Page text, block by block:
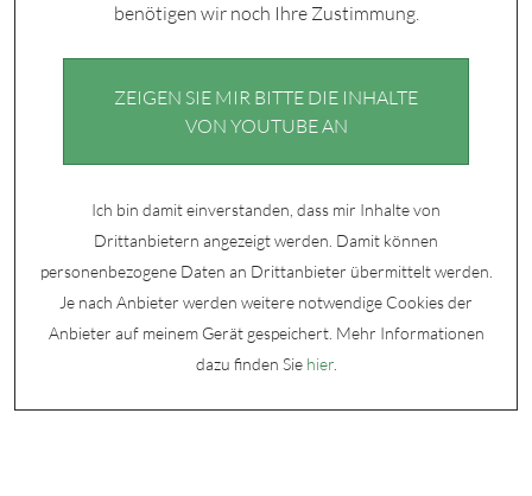
benötigen wir noch Ihre Zustimmung.
ZEIGEN SIE MIR BITTE DIE INHALTE
VON YOUTUBE AN
Ich bin damit einverstanden, dass mir Inhalte von
Drittanbietern angezeigt werden. Damit können
personenbezogene Daten an Drittanbieter übermittelt werden.
Je nach Anbieter werden weitere notwendige Cookies der
Anbieter auf meinem Gerät gespeichert. Mehr Informationen
dazu finden Sie hier.